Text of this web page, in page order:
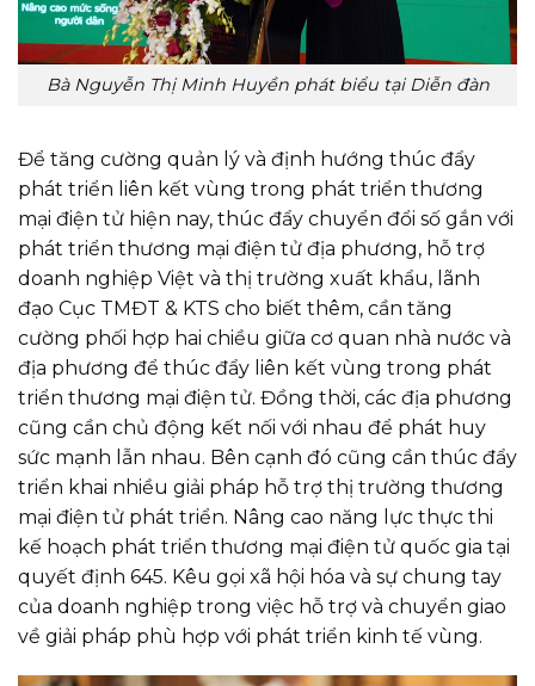
Bà Nguyễn Thị Minh Huyền phát biểu tại Diễn đàn
Để tăng cường quản lý và định hướng thúc đẩy
phát triển liên kết vùng trong phát triển thương
mại điện tử hiện nay, thúc đẩy chuyển đổi số gắn với
phát triển thương mại điện tử địa phương, hỗ trợ
doanh nghiệp Việt và thị trường xuất khẩu, lãnh
đạo Cục TMĐT & KTS cho biết thêm, cần tăng
cường phối hợp hai chiều giữa cơ quan nhà nước và
địa phương để thúc đẩy liên kết vùng trong phát
triển thương mại điện tử. Đồng thời, các địa phương
cũng cần chủ động kết nối với nhau để phát huy
sức mạnh lẫn nhau. Bên cạnh đó cũng cần thúc đẩy
triển khai nhiều giải pháp hỗ trợ thị trường thương
mại điện tử phát triển. Nâng cao năng lực thực thi
kế hoạch phát triển thương mại điện tử quốc gia tại
quyết định 645. Kêu gọi xã hội hóa và sự chung tay
của doanh nghiệp trong việc hỗ trợ và chuyển giao
về giải pháp phù hợp với phát triển kinh tế vùng.